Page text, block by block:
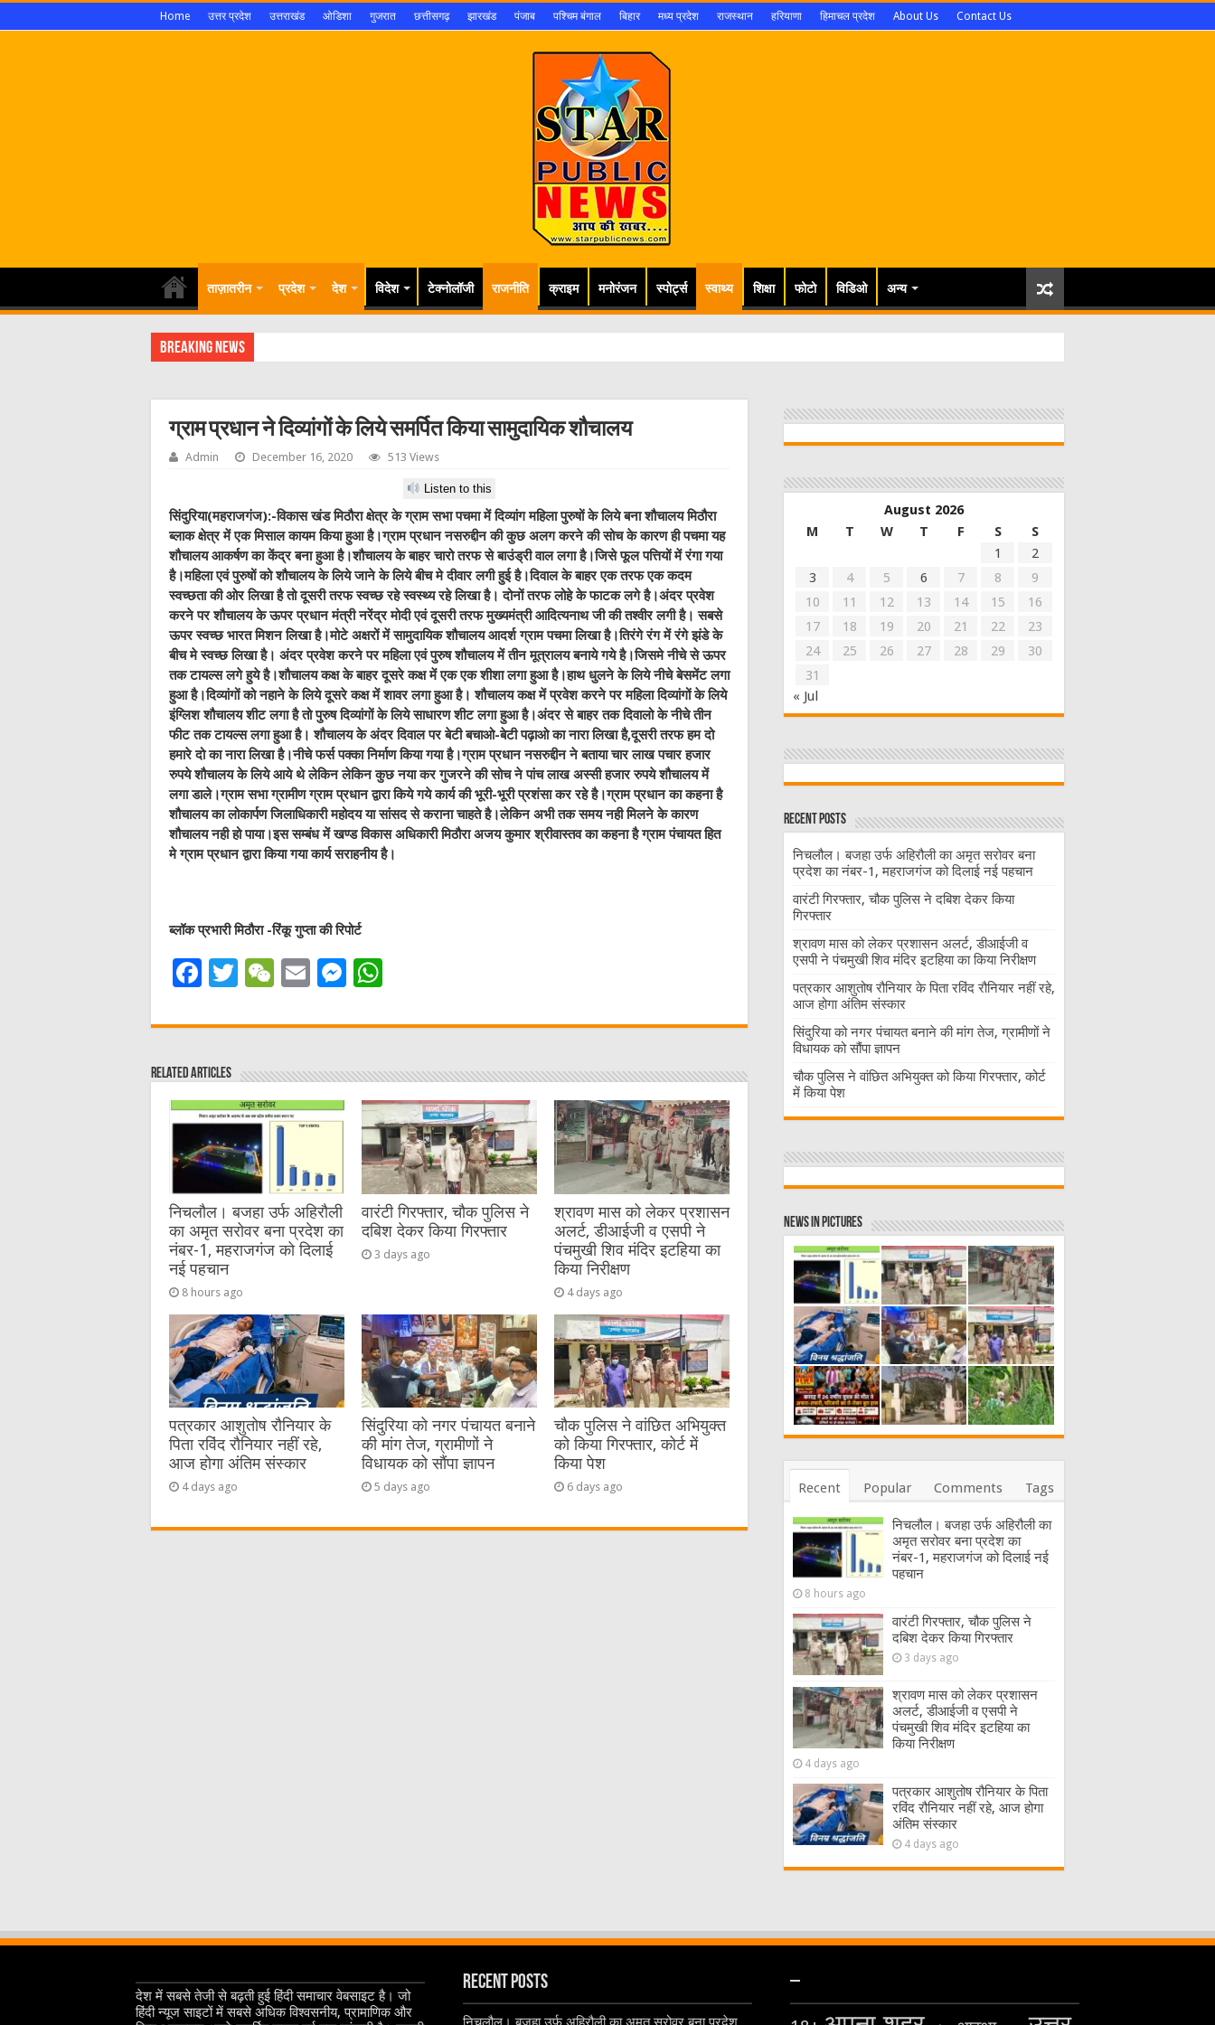
Home उत्तर प्रदेश उत्तराखंड ओडिशा गुजरात छत्तीसगढ़ झारखंड पंजाब पश्चिम बंगाल बिहार मध्य प्रदेश राजस्थान हरियाणा हिमाचल प्रदेश About Us Contact Us
ताज़ातरीन प्रदेश देश विदेश टेक्नोलॉजी राजनीति क्राइम मनोरंजन स्पोर्ट्स स्वाथ्य शिक्षा फोटो विडिओ अन्य
Breaking News
ग्राम प्रधान ने दिव्यांगों के लिये समर्पित किया सामुदायिक शौचालय
Admin December 16, 2020 513 Views
Listen to this
सिंदुरिया(महराजगंज):-विकास खंड मिठौरा क्षेत्र के ग्राम सभा पचमा में दिव्यांग महिला पुरुषों के लिये बना शौचालय मिठौरा
ब्लाक क्षेत्र में एक मिसाल कायम किया हुआ है।ग्राम प्रधान नसरुद्दीन की कुछ अलग करने की सोच के कारण ही पचमा यह
शौचालय आकर्षण का केंद्र बना हुआ है।शौचालय के बाहर चारो तरफ से बाउंड्री वाल लगा है।जिसे फूल पत्तियों में रंगा गया
है।महिला एवं पुरुषों को शौचालय के लिये जाने के लिये बीच मे दीवार लगी हुई है।दिवाल के बाहर एक तरफ एक कदम
स्वच्छता की ओर लिखा है तो दूसरी तरफ स्वच्छ रहे स्वस्थ्य रहे लिखा है। दोनों तरफ लोहे के फाटक लगे है।अंदर प्रवेश
करने पर शौचालय के ऊपर प्रधान मंत्री नरेंद्र मोदी एवं दूसरी तरफ मुख्यमंत्री आदित्यनाथ जी की तश्वीर लगी है। सबसे
ऊपर स्वच्छ भारत मिशन लिखा है।मोटे अक्षरों में सामुदायिक शौचालय आदर्श ग्राम पचमा लिखा है।तिरंगे रंग में रंगे झंडे के
बीच मे स्वच्छ लिखा है। अंदर प्रवेश करने पर महिला एवं पुरुष शौचालय में तीन मूत्रालय बनाये गये है।जिसमे नीचे से ऊपर
तक टायल्स लगे हुये है।शौचालय कक्ष के बाहर दूसरे कक्ष में एक एक शीशा लगा हुआ है।हाथ धुलने के लिये नीचे बेसमेंट लगा
हुआ है।दिव्यांगों को नहाने के लिये दूसरे कक्ष में शावर लगा हुआ है। शौचालय कक्ष में प्रवेश करने पर महिला दिव्यांगों के लिये
इंग्लिश शौचालय शीट लगा है तो पुरुष दिव्यांगों के लिये साधारण शीट लगा हुआ है।अंदर से बाहर तक दिवालो के नीचे तीन
फीट तक टायल्स लगा हुआ है। शौचालय के अंदर दिवाल पर बेटी बचाओ-बेटी पढ़ाओ का नारा लिखा है,दूसरी तरफ हम दो
हमारे दो का नारा लिखा है।नीचे फर्स पक्का निर्माण किया गया है।ग्राम प्रधान नसरुद्दीन ने बताया चार लाख पचार हजार
रुपये शौचालय के लिये आये थे लेकिन लेकिन कुछ नया कर गुजरने की सोच ने पांच लाख अस्सी हजार रुपये शौचालय में
लगा डाले।ग्राम सभा ग्रामीण ग्राम प्रधान द्वारा किये गये कार्य की भूरी-भूरी प्रशंसा कर रहे है।ग्राम प्रधान का कहना है
शौचालय का लोकार्पण जिलाधिकारी महोदय या सांसद से कराना चाहते है।लेकिन अभी तक समय नही मिलने के कारण
शौचालय नही हो पाया।इस सम्बंध में खण्ड विकास अधिकारी मिठौरा अजय कुमार श्रीवास्तव का कहना है ग्राम पंचायत हित
मे ग्राम प्रधान द्वारा किया गया कार्य सराहनीय है।
ब्लॉक प्रभारी मिठौरा -रिंकू गुप्ता की रिपोर्ट
F
c
e
b
o
o
k
T
it
r
W
C
at
E
ai
M
ss
n
g
er
at
A
p
p
Related Articles
निचलौल। बजहा उर्फ अहिरौली
का अमृत सरोवर बना प्रदेश का
नंबर-1, महराजगंज को दिलाई
नई पहचान
8 hours ago
वारंटी गिरफ्तार, चौक पुलिस ने
दबिश देकर किया गिरफ्तार
3 days ago
श्रावण मास को लेकर प्रशासन
अलर्ट, डीआईजी व एसपी ने
पंचमुखी शिव मंदिर इटहिया का
किया निरीक्षण
4 days ago
पत्रकार आशुतोष रौनियार के
पिता रविंद रौनियार नहीं रहे,
आज होगा अंतिम संस्कार
4 days ago
सिंदुरिया को नगर पंचायत बनाने
की मांग तेज, ग्रामीणों ने
विधायक को सौंपा ज्ञापन
5 days ago
चौक पुलिस ने वांछित अभियुक्त
को किया गिरफ्तार, कोर्ट में
किया पेश
6 days ago
August 2026
M
T W T F S
S
1
2
3
4 5 6 7 8
9
10
11 12 13 14 15
16
17
18 19 20 21 22
23
24
25 26 27 28 29
30
31
« Jul
Recent Posts
निचलौल। बजहा उर्फ अहिरौली का अमृत सरोवर बना
प्रदेश का नंबर-1, महराजगंज को दिलाई नई पहचान
वारंटी गिरफ्तार, चौक पुलिस ने दबिश देकर किया
गिरफ्तार
श्रावण मास को लेकर प्रशासन अलर्ट, डीआईजी व
एसपी ने पंचमुखी शिव मंदिर इटहिया का किया निरीक्षण
पत्रकार आशुतोष रौनियार के पिता रविंद रौनियार नहीं रहे,
आज होगा अंतिम संस्कार
सिंदुरिया को नगर पंचायत बनाने की मांग तेज, ग्रामीणों ने
विधायक को सौंपा ज्ञापन
चौक पुलिस ने वांछित अभियुक्त को किया गिरफ्तार, कोर्ट
में किया पेश
News in Pictures
Recent Popular Comments Tags
निचलौल। बजहा उर्फ अहिरौली का
अमृत सरोवर बना प्रदेश का
नंबर-1, महराजगंज को दिलाई नई
पहचान
8 hours ago
वारंटी गिरफ्तार, चौक पुलिस ने
दबिश देकर किया गिरफ्तार
3 days ago
श्रावण मास को लेकर प्रशासन
अलर्ट, डीआईजी व एसपी ने
पंचमुखी शिव मंदिर इटहिया का
किया निरीक्षण
4 days ago
पत्रकार आशुतोष रौनियार के पिता
रविंद रौनियार नहीं रहे, आज होगा
अंतिम संस्कार
4 days ago
देश में सबसे तेजी से बढ़ती हुई हिंदी समाचार वेबसाइट है। जो
हिंदी न्यूज साइटों में सबसे अधिक विश्वसनीय, प्रामाणिक और
Recent Posts –